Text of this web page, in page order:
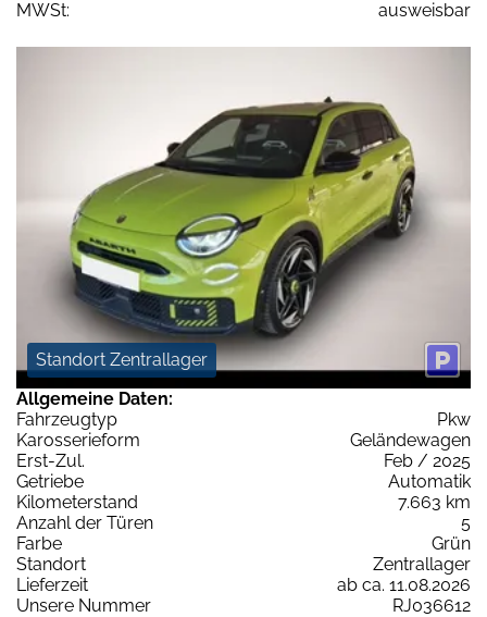
MWSt:
ausweisbar
Standort Zentrallager
Allgemeine Daten:
Fahrzeugtyp
Pkw
Karosserieform
Geländewagen
Erst-Zul.
Feb / 2025
Getriebe
Automatik
Kilometerstand
7.663 km
Anzahl der Türen
5
Farbe
Grün
Standort
Zentrallager
Lieferzeit
ab ca. 11.08.2026
Unsere Nummer
RJ036612